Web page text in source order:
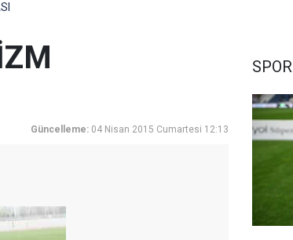
Güncelleme: 04 Nisan 2015 Cumartesi 12:13
SPOR